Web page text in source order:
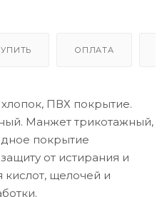
ОПЛАТА
ПВХ покрытие.
Манжет трикотажный,
покрытие
от истирания и
кислот, щелочей и